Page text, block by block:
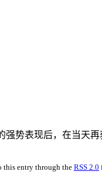
势表现后，在当天再
this entry through theRSS 2.0